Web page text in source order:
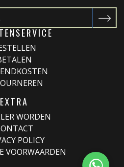
EXTRA
WORDEN
POLICY
VOORWAARDEN